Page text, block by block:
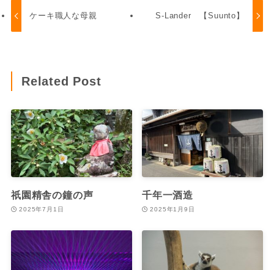
ケーキ職人な母親 S-Lander 【Suunto】
Related Post
祇園精舎の鐘の声
2025年7月1日
千年一酒造
2025年1月9日